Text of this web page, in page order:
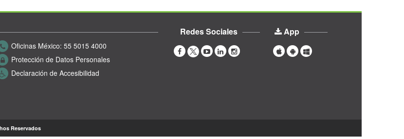
Oficinas México: 55 5015 4000
Protección de Datos Personales
Declaración de Accesibilidad
Redes Sociales App
Reservados